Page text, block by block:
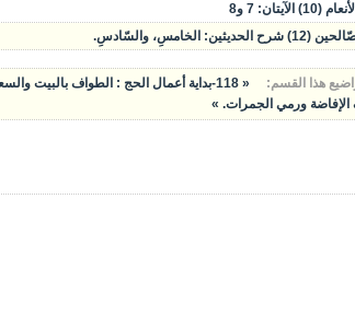
7 و8
الخامسِ، والسّادسِ.
هذا القسم: « 118-بداية أعمال الحج : الطواف بالبيت والسعي بين الصفا والمروة
الإفاضة ورمي الجمرات. »